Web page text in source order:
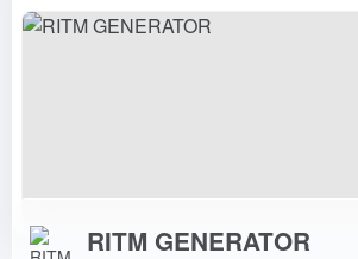
RITM GENERATOR